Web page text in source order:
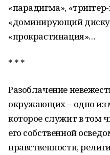
«парадигма»,
«доминирующий
«прокрастинация»…
* * *
Разоблачение
окружающих – одно из
которое служит в том
его собственной
нравственности,